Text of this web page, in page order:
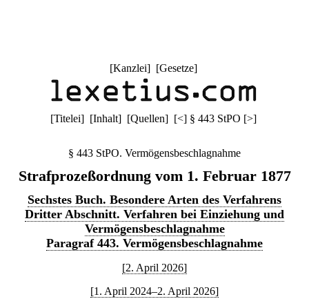
[Kanzlei] [Gesetze]
[Titelei] [Inhalt] [Quellen] [<] § 443 StPO [>]
§ 443 StPO. Vermögensbeschlagnahme
Strafprozeßordnung vom 1. Februar 1877
Sechstes Buch. Besondere Arten des Verfahrens
Dritter Abschnitt. Verfahren bei Einziehung und
Vermögensbeschlagnahme
Paragraf 443. Vermögensbeschlagnahme
[2. April 2026]
[1. April 2024–2. April 2026]